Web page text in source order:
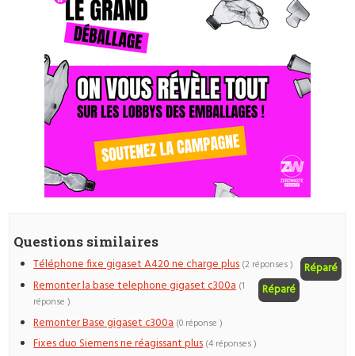
Questions similaires
Téléphone fixe gigaset A420 ne charge plus Réparé
(2 réponses )
Remonter la base telephone gigaset c300a Réparé
(1
réponse )
Remonter Base gigaset c300a (0 réponse )
Fixes duo Siemens ne réagissant plus (4 réponses )